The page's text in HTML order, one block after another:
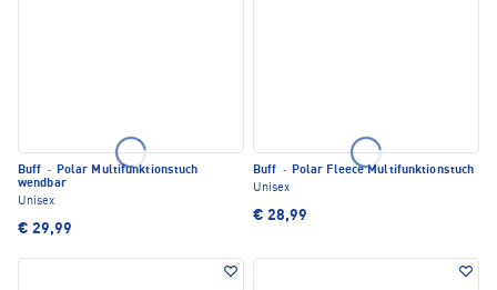
Buff · Polar Multifunktionstuch
wendbar
Unisex
€ 29,99
Buff · Polar Fleece Multifunktionstuch
Unisex
€ 28,99